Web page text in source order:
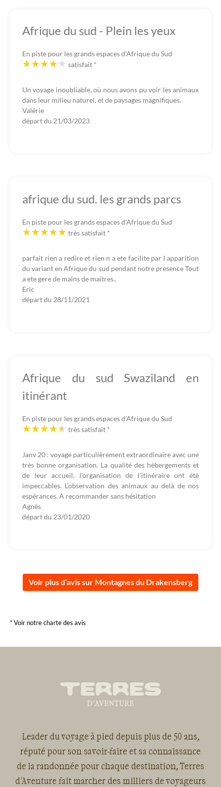
Afrique du sud - Plein les yeux
En piste pour les grands espaces d'Afrique du Sud
satisfait *
Un voyage inoubliable, où nous avons pu voir les animaux
dans leur milieu naturel, et de paysages magnifiques.
Valérie
départ du 21/03/2023
afrique du sud. les grands parcs
En piste pour les grands espaces d'Afrique du Sud
très satisfait *
parfait rien a redire et rien n a ete facilite par l apparition
du variant en Afrique du sud pendant notre presence Tout
a ete gere de mains de maitres..
Eric
départ du 28/11/2021
Afrique du sud Swaziland en
itinérant
En piste pour les grands espaces d'Afrique du Sud
très satisfait *
Janv 20 : voyage particulièrement extraordinaire avec une
très bonne organisation. La qualité des hébergements et
de leur accueil, l'organisation de l'itinéraire ont été
impeccables. L'observation des animaux au delà de nos
espérances. A recommander sans hésitation
Agnès
départ du 23/01/2020
Voir plus d’avis sur Montagnes du Drakensberg
* Voir notre charte des avis
Leader du voyage à pied depuis plus de 50 ans,
réputé pour son savoir-faire et sa connaissance
de la randonnée pour chaque destination, Terres
d'Aventure fait marcher des milliers de voyageurs